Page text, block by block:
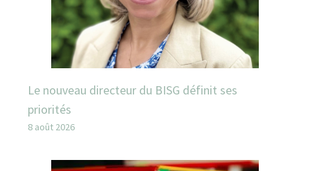
Le nouveau directeur du BISG définit ses
priorités
8 août 2026